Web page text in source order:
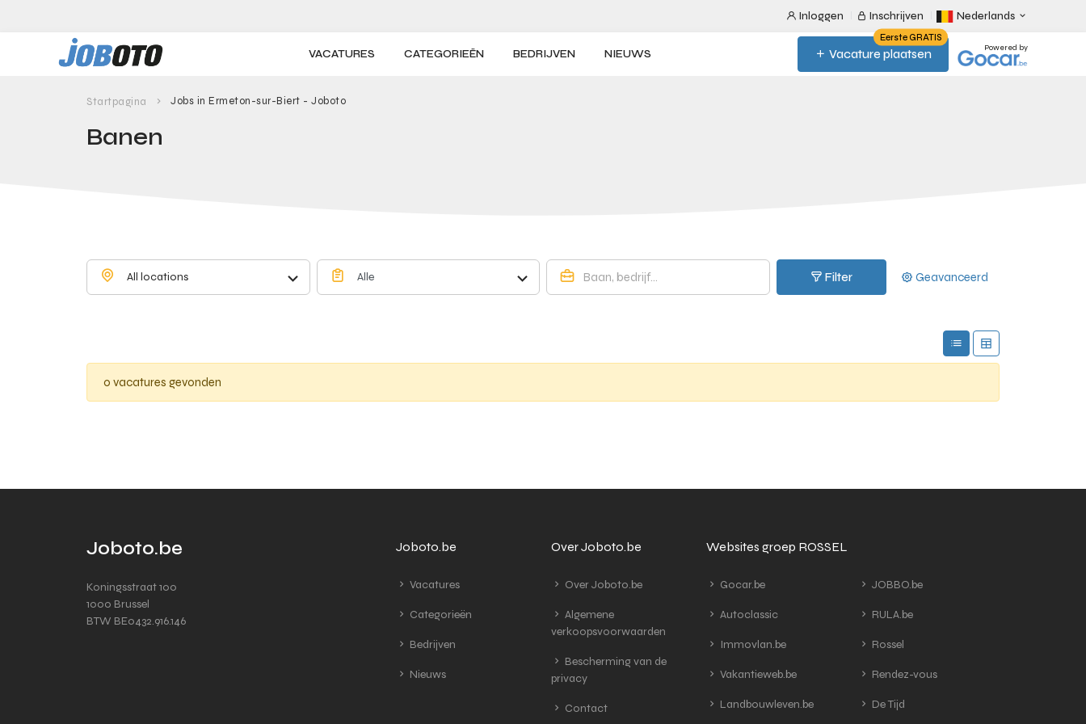
Inloggen Inschrijven Nederlands
VACATURES CATEGORIEËN BEDRIJVEN NIEUWS Vacature plaatsen
Eerste GRATIS
Powered by
Startpagina Jobs in Ermeton-sur-Biert - Joboto
Banen
All locations Alle Filter Geavanceerd
0 vacatures gevonden
Joboto.be
Koningsstraat 100
1000 Brussel
BTW BE0432.916.146
Joboto.be
Vacatures
Categorieën
Bedrijven
Nieuws
Over Joboto.be
Over Joboto.be
Algemene
verkoopsvoorwaarden
Bescherming van de
privacy
Contact
Websites groep ROSSEL
Gocar.be
Autoclassic
Immovlan.be
Vakantieweb.be
Landbouwleven.be
JOBBO.be
RULA.be
Rossel
Rendez-vous
De Tijd